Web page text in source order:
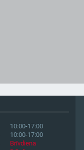
10:00-17:00
10:00-17:00
Brīvdiena